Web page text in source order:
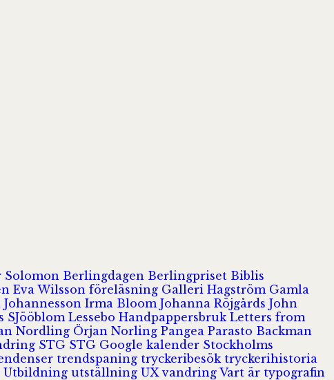
Solomon Berlingdagen Berlingpriset Biblis
Eva Wilsson föreläsning Galleri Hagström Gamla
Johannesson Irma Bloom Johanna Röjgårds John
SJööblom Lessebo Handpappersbruk Letters from
Nordling Örjan Norling Pangea Parasto Backman
STG STG Google kalender Stockholms
trendspaning tryckeribesök tryckerihistoria
Utbildning utställning UXvandring Vart är typografin